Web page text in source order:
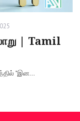
| Tamil
"இன...